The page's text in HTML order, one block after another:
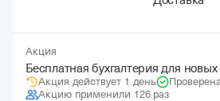
Акция
Бесплатная бухгалтерия для
Акция действует 1 день Проверена
Акцию применили 126 раз